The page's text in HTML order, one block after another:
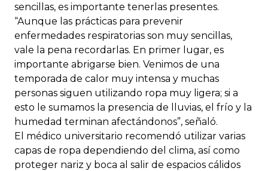
sencillas, es importante tenerlas presentes.
“Aunque las prácticas para prevenir
enfermedades respiratorias son muy sencillas,
vale la pena recordarlas. En primer lugar, es
importante abrigarse bien. Venimos de una
temporada de calor muy intensa y muchas
personas siguen utilizando ropa muy ligera; si a
esto le sumamos la presencia de lluvias, el frío y la
humedad terminan afectándonos”, señaló.
El médico universitario recomendó utilizar varias
capas de ropa dependiendo del clima, así como
proteger nariz y boca al salir de espacios cálidos